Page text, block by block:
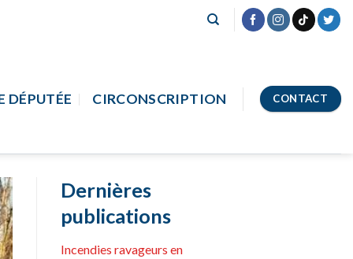
DÉPUTÉE CIRCONSCRIPTION CONTACT
Dernières
publications
Incendies ravageurs en